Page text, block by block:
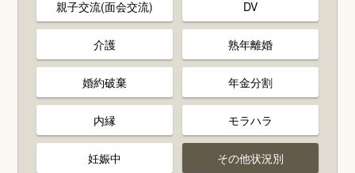
親子交流(面会交流) DV
介護 熟年離婚
婚約破棄 年金分割
内縁 モラハラ
妊娠中 その他状況別